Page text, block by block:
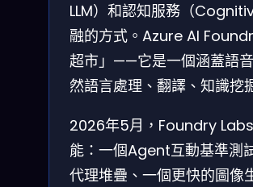
LLM）和認知服務（
融的方式。Azure AI
超市」——它是一個涵蓋語
然語言處理、翻譯、知識挖
2026年5月，Foundry
能：一個Agent互動基準測
代理堆疊、一個更快的圖像